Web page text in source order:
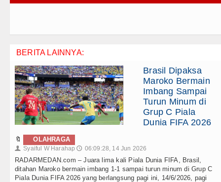
BERITA LAINNYA:
Brasil Dipaksa
Maroko Bermain
Imbang Sampai
Turun Minum di
Grup C Piala
Dunia FIFA 2026
🔖 OLAHRAGA
👤 Syaiful W Harahap 🕔 06:09:28, 14 Jun 2026
RADARMEDAN.com – Juara lima kali Piala Dunia FIFA, Brasil,
ditahan Maroko bermain imbang 1-1 sampai turun minum di Grup C
Piala Dunia FIFA 2026 yang berlangsung pagi ini, 14/6/2026, pagi